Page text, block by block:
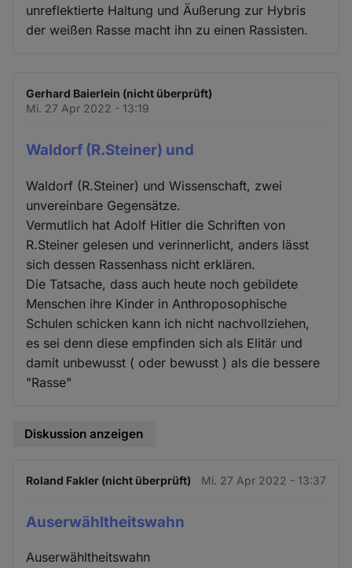
unreflektierte Haltung und Äußerung zur Hybris
der weißen Rasse macht ihn zu einen Rassisten.
Gerhard Baierlein (nicht überprüft)
Mi. 27 Apr 2022 - 13:19
Waldorf (R.Steiner) und
Waldorf (R.Steiner) und Wissenschaft, zwei
unvereinbare Gegensätze.
Vermutlich hat Adolf Hitler die Schriften von
R.Steiner gelesen und verinnerlicht, anders lässt
sich dessen Rassenhass nicht erklären.
Die Tatsache, dass auch heute noch gebildete
Menschen ihre Kinder in Anthroposophische
Schulen schicken kann ich nicht nachvollziehen,
es sei denn diese empfinden sich als Elitär und
damit unbewusst ( oder bewusst ) als die bessere
"Rasse"
Diskussion anzeigen
Roland Fakler (nicht überprüft) Mi. 27 Apr 2022 - 13:37
Auserwähltheitswahn
Auserwähltheitswahn